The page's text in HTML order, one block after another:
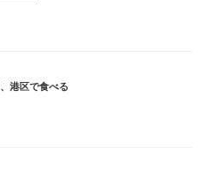
、 港区で食べる